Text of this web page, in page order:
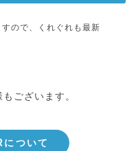
ので、くれぐれも最新
ございます。
ついて